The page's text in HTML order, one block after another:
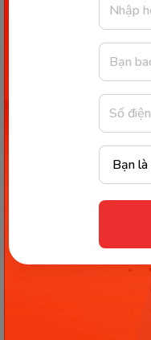
tràn đầy ấm áp luôn
Lưu ý khi
Dưới đây là một số
huynh khi cho bé
Vệ sinh các
thường
Vào giai đoạn đầu
thức ăn luôn được